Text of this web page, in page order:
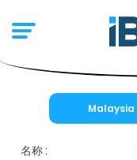
Malaysia
名称 :